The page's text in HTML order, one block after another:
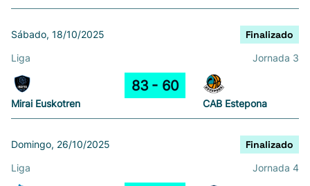
Sábado, 18/10/2025 Finalizado
Liga Jornada 3
Mirai Euskotren
83 60
CAB Estepona
Domingo, 26/10/2025 Finalizado
Liga Jornada 4